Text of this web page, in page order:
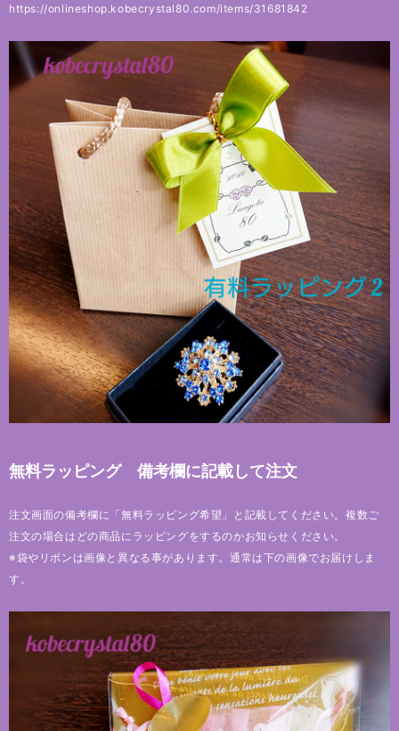
https://onlineshop.kobecrystal80.com/items/31681842
無料ラッピング 備考欄に記載して注文
注文画面の備考欄に「無料ラッピング希望」と記載してください。複数ご
注文の場合はどの商品にラッピングをするのかお知らせください。
※袋やリボンは画像と異なる事があります。通常は下の画像でお届けしま
す。